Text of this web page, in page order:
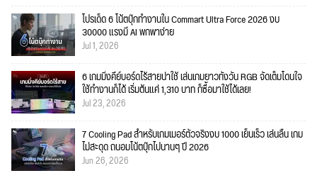
โปรเด็ด 6 โน้ตบุ๊กทำงานใน Commart Ultra Force 2026 งบ
30000 แรงมี AI พกพาง่าย
Jul 1, 2026
6 เกมมิ่งคีย์บอร์ดไร้สายน่าใช้ เล่นเกมยาวทั้งวัน RGB จัดเต็มโดนใจ
ใช้ทำงานก็ได้ เริ่มต้นแค่ 1,310 บาท ก็ซื้อมาใช้ได้เลย!
Jul 23, 2026
7 Cooling Pad สำหรับเกมเมอร์ตัวจริงงบ 1000 เย็นเร็ว เล่นลื่น เกม
ไม่สะดุด ถนอมโน้ตบุ๊กไปนานๆ ปี 2026
Jun 26, 2026